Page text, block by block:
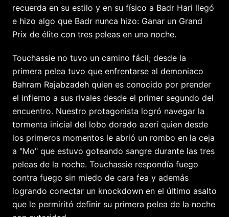
recuerda en su estilo y en su físico a Badr Hari llegó
e hizo algo que Badr nunca hizo: Ganar un Grand
Prix de élite con tres peleas en una noche.
Touchassie no tuvo un camino fácil; desde la
primera pelea tuvo que enfrentarse al demoniaco
Bahram Rajabzadeh quien es conocido por prender
el infierno a sus rivales desde el primer segundo del
encuentro. Nuestro protagonista logró navegar la
tormenta inicial del lobo dorado azerí quien desde
los primeros momentos le abrió un rombo en la ceja
a "Mo" que estuvo goteando sangre durante las tres
peleas de la noche. Touchassie respondía fuego
contra fuego sin miedo de cara fea y además
logrando conectar un knockdown en el último asalto
que le permiritó definir su primera pelea de la noche